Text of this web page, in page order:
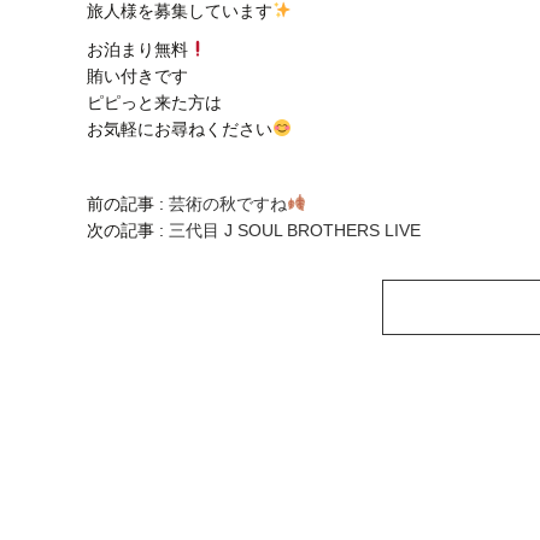
旅人様を募集しています
お泊まり無料
賄い付きです
ピピっと来た方は
お気軽にお尋ねください
前の記事 : 芸術の秋ですね
次の記事 : 三代目 J SOUL BROTHERS LIVE